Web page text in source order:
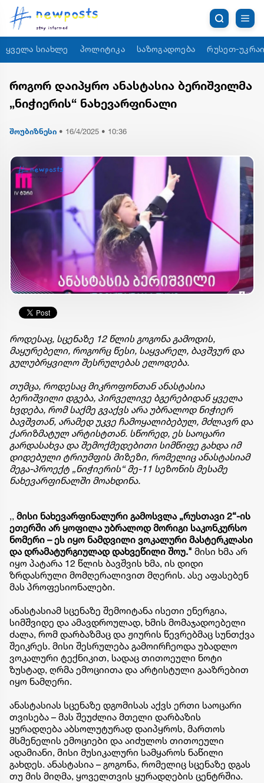
ყველა სიახლე პოლიტიკა საზოგადოება რუსეთ-
როგორ დაიპყრო ანასტასია ბერიშვილმა
„ნიჭიერის“ ნახევარფინალი
შოუბიზნესი • 16/4/2025 • 10:36
​როდესაც, სცენაზე 12 წლის გოგონა გამოდის,
მაყურებელი, როგორც წესი, საყვარელ, ბავშვურ და
გულუბრყვილო შესრულებას ელოდება.
თუმცა, როდესაც მიკროფონთან ანასტასია
ბერიშვილი დგება, პირველივე ბგერებიდან ყველა
ხვდება, რომ საქმე გვაქვს არა უბრალოდ ნიჭიერ
ბავშვთან, არამედ უკვე ჩამოყალიბებულ, მძლავრ და
ქარიზმატულ არტისტთან. ​სწორედ, ეს საოცარი
გარდასახვა და შემოქმედებითი სიმწიფე გახდა იმ
დიდებული ტრიუმფის მიზეზი, რომელიც ანასტასიამ
მეგა-პროექტ „ნიჭიერის“ მე-11 სეზონის მესამე
ნახევარფინალში მოახდინა.
,, მისი ნახევარფინალური გამოსვლა „რუსთავი 2“-ის
ეთერში არ ყოფილა უბრალოდ მორიგი საკონკურსო
ნომერი – ეს იყო ნამდვილი ვოკალური მასტერკლასი
და დრამატურგიულად დახვეწილი შოუ." მისი ხმა არ
იყო პატარა 12 წლის ბავშვის ხმა, ის დიდი
ზრდასრული მომღერალივით მღერის. ასე აფასებენ
მას პროფესიონალები.
​ანასტასიამ სცენაზე შემოიტანა ისეთი ენერგია,
სიმშვიდე და ამავდროულად, ხმის მომაჯადოებელი
ძალა, რომ დარბაზმაც და ჟიურის წევრებმაც სუნთქვა
შეიკრეს. მისი შესრულება გამოირჩეოდა უბადლო
ვოკალური ტექნიკით, სადაც თითოეული ნოტი
ზუსტად, ღრმა ემოციითა და არტისტული გააზრებით
იყო ნამღერი.
ანასტასიას სცენაზე დგომისას აქვს ერთი საოცარი
თვისება – მას შეუძლია მთელი დარბაზის
ყურადღება აბსოლუტურად დაიპყროს, მართოს
მსმენელის ემოციები და აიძულოს თითოეული
ადამიანი, მისი მუსიკალური სამყაროს ნაწილი
გახდეს. ​ანასტასია – გოგონა, რომელიც სცენაზე დგას
თუ მის მიღმა, ყოველთვის ყურადღების ცენტრშია.